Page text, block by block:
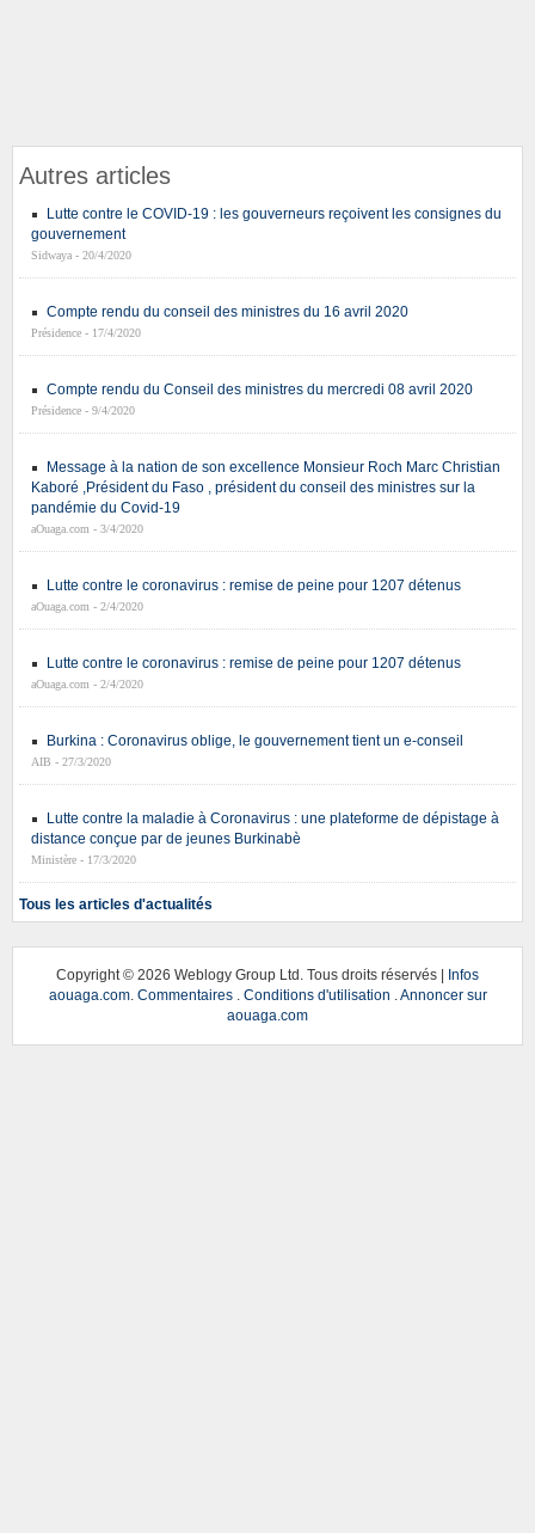
Autres articles
Lutte contre le COVID-19 : les gouverneurs reçoivent les consignes du
gouvernement
Sidwaya - 20/4/2020
Compte rendu du conseil des ministres du 16 avril 2020
Présidence - 17/4/2020
Compte rendu du Conseil des ministres du mercredi 08 avril 2020
Présidence - 9/4/2020
Message à la nation de son excellence Monsieur Roch Marc Christian
Kaboré ,Président du Faso , président du conseil des ministres sur la
pandémie du Covid-19
aOuaga.com - 3/4/2020
Lutte contre le coronavirus : remise de peine pour 1207 détenus
aOuaga.com - 2/4/2020
Lutte contre le coronavirus : remise de peine pour 1207 détenus
aOuaga.com - 2/4/2020
Burkina : Coronavirus oblige, le gouvernement tient un e-conseil
AIB - 27/3/2020
Lutte contre la maladie à Coronavirus : une plateforme de dépistage à
distance conçue par de jeunes Burkinabè
Ministère - 17/3/2020
Tous les articles d'actualités
Copyright © 2026 Weblogy Group Ltd. Tous droits réservés | Infos
aouaga.com. Commentaires. Conditions d'utilisation
Annoncer sur
aouaga.com